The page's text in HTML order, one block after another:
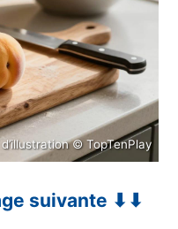
© TopTenPlay
suivante ⬇⬇